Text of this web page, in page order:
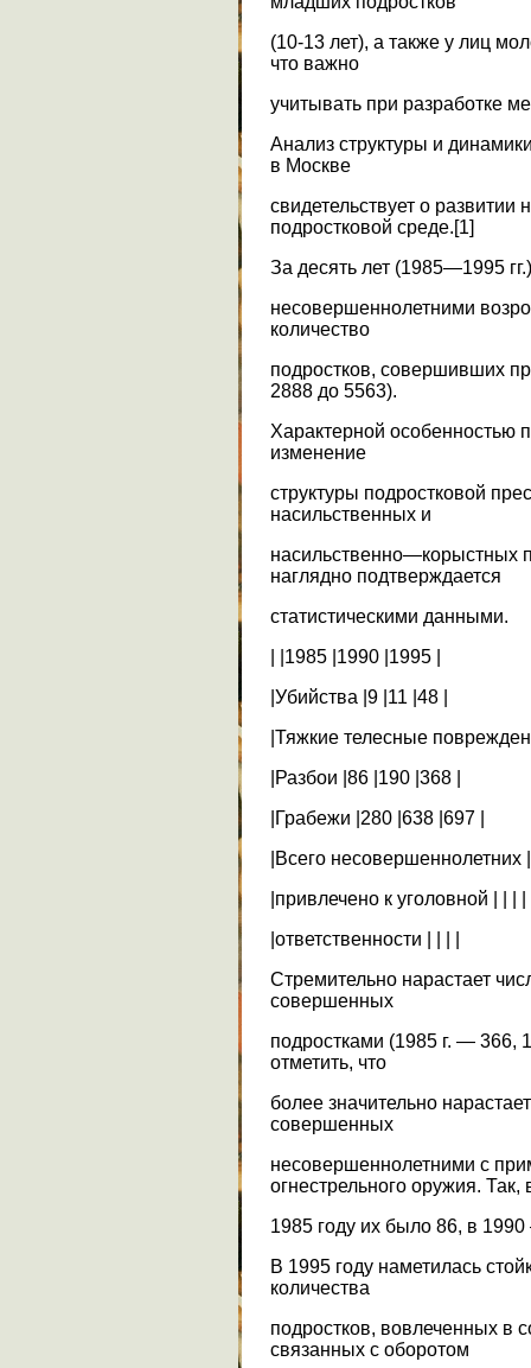
(10-13 лет), а также у лиц
что важно
учитывать при разработке
Анализ структуры и
в Москве
свидетельствует о развитии
подростковой среде.[1]
За десять лет (1985—1995
несовершеннолетними
количество
подростков, совершивших
2888 до 5563).
Характерной особенностью
изменение
структуры подростковой
насильственных и
насильственно—корыстных
наглядно подтверждается
статистическими данными.
| |1985 |1990 |1995 |
|Убийства |9 |11 |48 |
|Тяжкие телесные
|Разбои |86 |190 |368 |
|Грабежи |280 |638 |697 |
|Всего
|привлечено к уголовной | | | |
|ответственности | | | |
Стремительно нарастает
совершенных
подростками (1985 г. —
отметить, что
более значительно
совершенных
несовершеннолетними с
огнестрельного оружия. Так,
1985 году их было 86, в
В 1995 году наметилась
количества
подростков, вовлеченных в
связанных с оборотом